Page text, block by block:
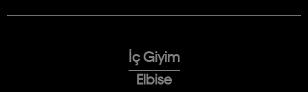
İç Giyim
Elbise